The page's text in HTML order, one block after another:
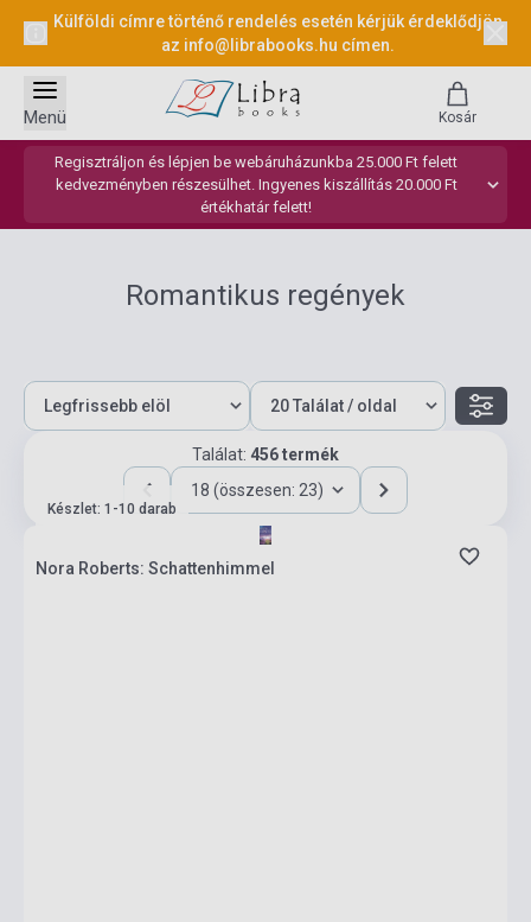
Külföldi címre történő rendelés esetén kérjük érdeklődjön
az info@librabooks.hu címen.
Regisztráljon és lépjen be webáruházunkba 25.000 Ft felett
kedvezményben részesülhet. Ingyenes kiszállítás 20.000 Ft
értékhatár felett!
Menü Kosár
Romantikus regények
Találat: 456 termék
18 (összesen: 23)
Készlet: 1-10 darab
Nora Roberts: Schattenhimmel